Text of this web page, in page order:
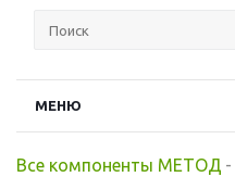
МЕНЮ
Все компоненты МЕТОД -